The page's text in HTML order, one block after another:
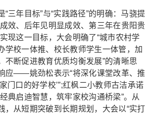
年目标”与“实践路径”的明确：马骁提
效、后年见明显成效、第三年在贵阳贵
现这一目标，大会明确了“城市农村学
学校一体推、校长教师学生一体管，加
不断促进教育优质均衡发展”的清晰思
应——姚劲松表示“将深化课堂改革、推
门口的好学校’”;红枫二小教师古洁承诺
典启迪智慧，筑牢家校沟通桥梁”。从
，从短期突破到长期规划，大会以“实打